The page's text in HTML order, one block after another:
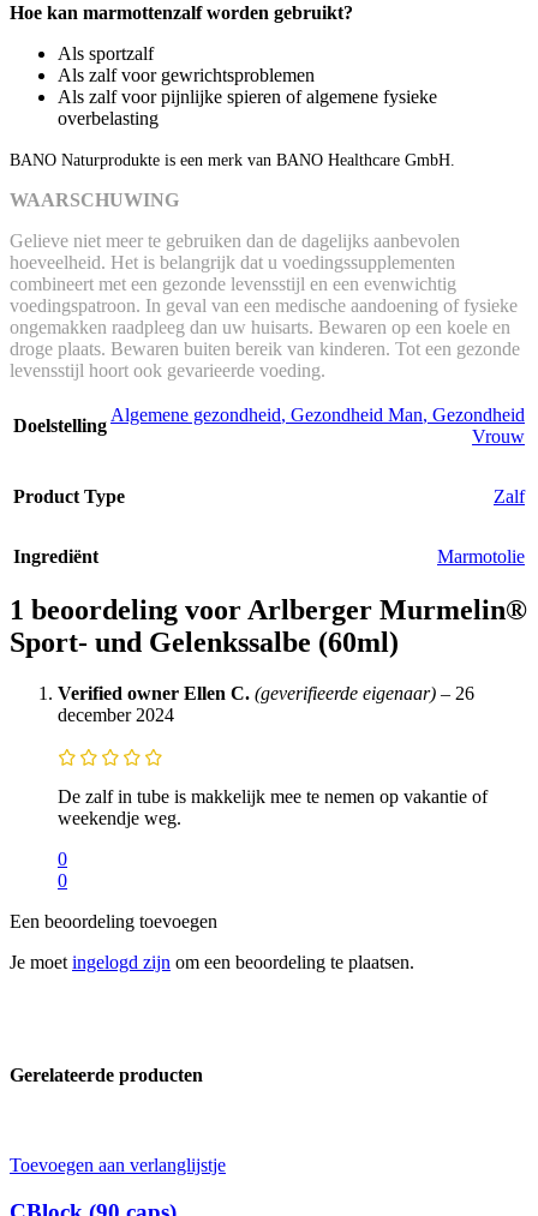
Hoe kan marmottenzalf worden gebruikt?
Als sportzalf
Als zalf voor gewrichtsproblemen
Als zalf voor pijnlijke spieren of algemene fysieke
overbelasting
BANO Naturprodukte is een merk van BANO Healthcare GmbH.
WAARSCHUWING
Gelieve niet meer te gebruiken dan de dagelijks aanbevolen
hoeveelheid. Het is belangrijk dat u voedingssupplementen
combineert met een gezonde levensstijl en een evenwichtig
voedingspatroon. In geval van een medische aandoening of fysieke
ongemakken raadpleeg dan uw huisarts. Bewaren op een koele en
droge plaats. Bewaren buiten bereik van kinderen. Tot een gezonde
levensstijl hoort ook gevarieerde voeding.
Doelstelling
Algemene gezondheid, Gezondheid Man, Gezondheid
Vrouw
Product Type Zalf
Ingrediënt Marmotolie
1 beoordeling voor Arlberger Murmelin®
Sport- und Gelenkssalbe (60ml)
Verified owner Ellen C. (geverifieerde eigenaar) – 26
december 2024
De zalf in tube is makkelijk mee te nemen op vakantie of
weekendje weg.
0
0
Een beoordeling toevoegen
Je moet ingelogd zijn om een beoordeling te plaatsen.
Gerelateerde producten
Toevoegen aan verlanglijstje